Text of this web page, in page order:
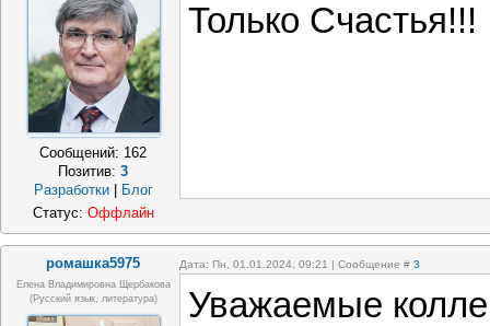
Сообщений: 162
Позитив:3
Разработки
Блог
Только Счастья!!!
Статус: Оффлайн
ромашка5975 Дата: Пн, 01.01.2024, 09:21 | Сообщение # 3
Елена Владимировна Щербакова
(русский язык, литература)
Уважаемые